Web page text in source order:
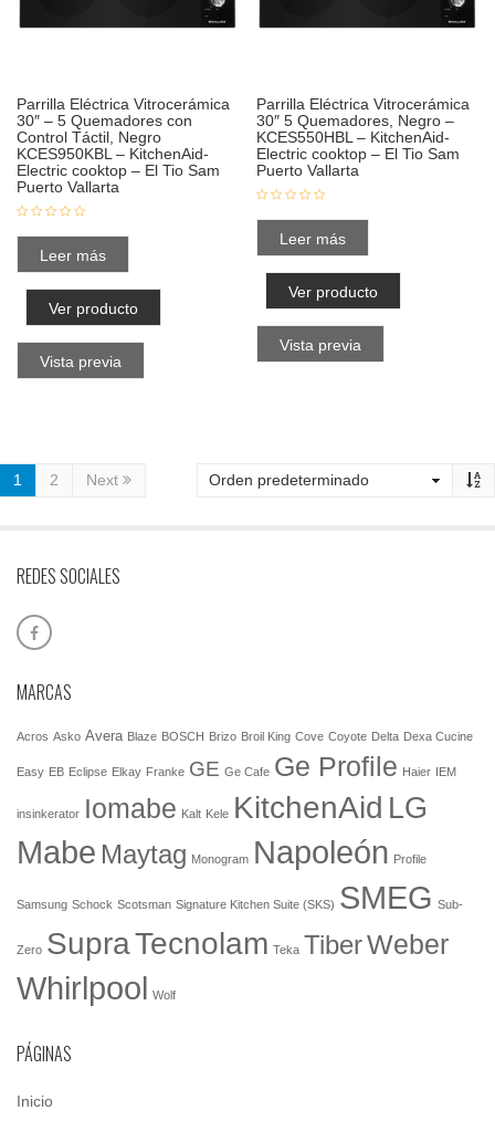
Parrilla Eléctrica Vitrocerámica
30″ – 5 Quemadores con
Control Táctil, Negro
KCES950KBL – KitchenAid-
Electric cooktop – El Tio Sam
Puerto Vallarta
Leer más
Ver producto
Vista previa
Parrilla Eléctrica Vitrocerámica
30″ 5 Quemadores, Negro –
KCES550HBL – KitchenAid-
Electric cooktop – El Tio Sam
Puerto Vallarta
Leer más
Ver producto
Vista previa
1 2 Next
REDES SOCIALES
MARCAS
Acros Asko Avera Blaze BOSCH Brizo Broil King Cove Coyote Delta Dexa Cucine
Easy EB Eclipse Elkay Franke GE Ge Cafe Ge Profile Haier IEM
insinkerator Iomabe Kalt Kele KitchenAid LG
Mabe Maytag Monogram Napoleón Profile
Samsung Schock Scotsman Signature Kitchen Suite (SKS) SMEG Sub-
Zero SupraTecnolam Teka TiberWeber
Whirlpool Wolf
PÁGINAS
Inicio